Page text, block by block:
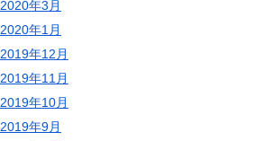
2020年3月
2020年1月
2019年12月
2019年11月
2019年10月
2019年9月